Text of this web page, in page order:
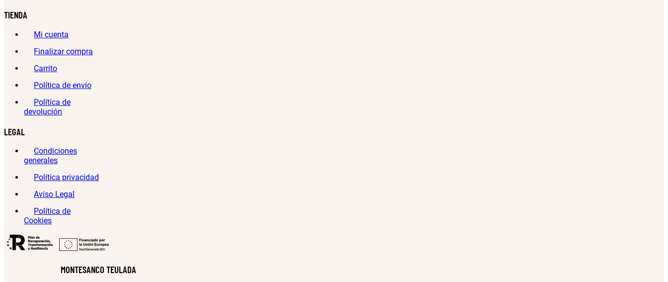
TIENDA
Mi cuenta
Finalizar compra
Carrito
Política de envío
Política de
devolución
LEGAL
Condiciones
generales
Política privacidad
Aviso Legal
Política de
Cookies
MONTESANCO TEULADA